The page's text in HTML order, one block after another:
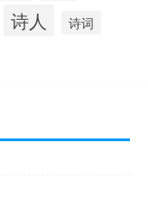
诗人 诗词